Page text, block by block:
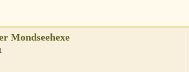
Mondseehexe